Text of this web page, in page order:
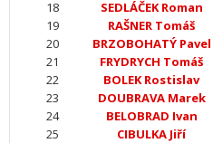
18
SEDLÁČEK Roman
19
RAŠNER Tomáš
20
BRZOBOHATÝ Pavel
21
FRYDRYCH Tomáš
22
BOLEK Rostislav
23
DOUBRAVA Marek
24
BELOBRAD Ivan
25
CIBULKA Jiří